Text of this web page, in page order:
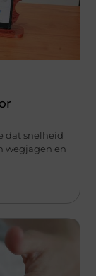
dat snelheid
wegjagen en